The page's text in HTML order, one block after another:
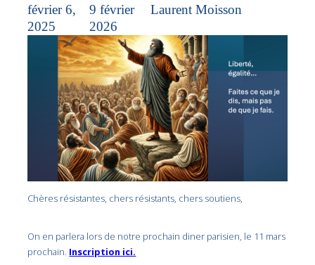
février 6,
2025
9 février
2026
Laurent Moisson
Chères résistantes, chers résistants, chers soutiens,
On en parlera lors de notre prochain diner parisien, le 11 mars
prochain. Inscription ici.